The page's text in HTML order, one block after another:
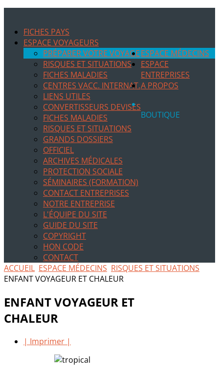
FICHES PAYS
ESPACE VOYAGEURS
PRÉPARER VOTRE VOYAGE
RISQUES ET SITUATIONS
FICHES MALADIES
CENTRES VACC. INTERNAT.
LIENS UTILES
CONVERTISSEURS DEVISES
ESPACE MÉDECINS
FICHES MALADIES
RISQUES ET SITUATIONS
GRANDS DOSSIERS
OFFICIEL
ARCHIVES MÉDICALES
ESPACE
ENTREPRISES
PROTECTION SOCIALE
SÉMINAIRES (FORMATION)
CONTACT ENTREPRISES
A PROPOS
NOTRE ENTREPRISE
L'ÉQUIPE DU SITE
GUIDE DU SITE
COPYRIGHT
HON CODE
CONTACT
BOUTIQUE
ACCUEIL ESPACE MÉDECINS RISQUES ET SITUATIONS
ENFANT VOYAGEUR ET CHALEUR
ENFANT VOYAGEUR ET
CHALEUR
| Imprimer |